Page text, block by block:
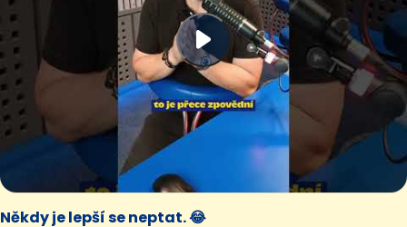
Někdy je lepší se neptat. 😂